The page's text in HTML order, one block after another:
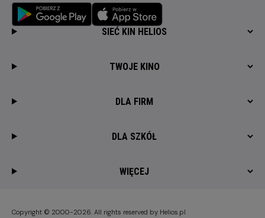
SIEĆ KIN HELIOS
TWOJE KINO
DLA FIRM
DLA SZKÓŁ
WIĘCEJ
Copyright © 2000-2026. All rights reserved by Helios.pl